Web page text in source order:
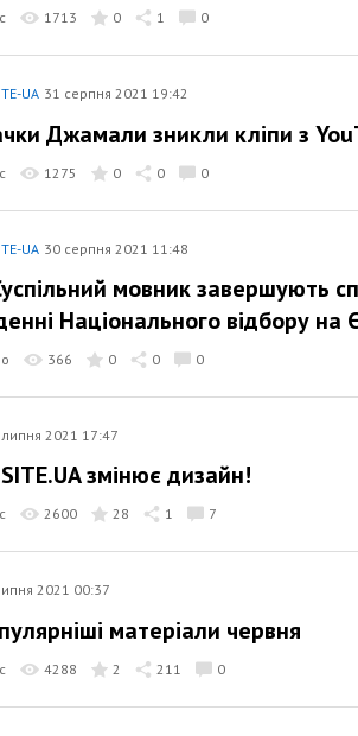
1713 0 1 0
UA 31 серпня 2021 19:42
Джамали зникли кліпи з
1275 0 0 0
UA 30 серпня 2021 11:48
мовник завершують
Національного відбору на
366 0 0 0
2021 17:47
змінює дизайн!
2600 28 1 7
2021 00:37
матеріали червня
4288 2 211 0